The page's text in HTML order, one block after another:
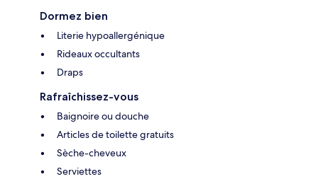
Dormez bien
Literie hypoallergénique
Rideaux occultants
Draps
Rafraîchissez-vous
Baignoire ou douche
Articles de toilette gratuits
Sèche-cheveux
Serviettes